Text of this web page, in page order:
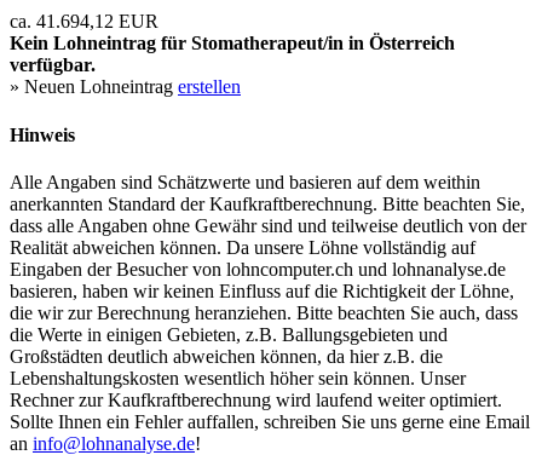
ca. 41.694,12 EUR
Kein Lohneintrag für Stomatherapeut/in in Österreich
verfügbar.
» Neuen Lohneintrag erstellen
Hinweis
Alle Angaben sind Schätzwerte und basieren auf dem weithin
anerkannten Standard der Kaufkraftberechnung. Bitte beachten Sie,
dass alle Angaben ohne Gewähr sind und teilweise deutlich von der
Realität abweichen können. Da unsere Löhne vollständig auf
Eingaben der Besucher von lohncomputer.ch und lohnanalyse.de
basieren, haben wir keinen Einfluss auf die Richtigkeit der Löhne,
die wir zur Berechnung heranziehen. Bitte beachten Sie auch, dass
die Werte in einigen Gebieten, z.B. Ballungsgebieten und
Großstädten deutlich abweichen können, da hier z.B. die
Lebenshaltungskosten wesentlich höher sein können. Unser
Rechner zur Kaufkraftberechnung wird laufend weiter optimiert.
Sollte Ihnen ein Fehler auffallen, schreiben Sie uns gerne eine Email
an info@lohnanalyse.de!